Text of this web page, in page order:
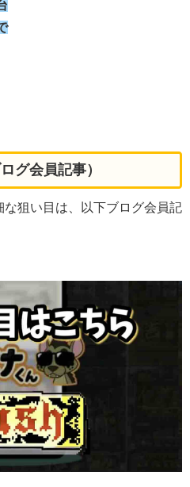
グ会員記事）
狙い目は、以下ブログ会員記